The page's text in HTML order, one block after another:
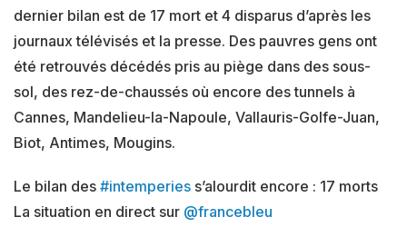
dernier bilan est de 17 mort et 4 disparus d’après les
journaux télévisés et la presse. Des pauvres gens ont
été retrouvés décédés pris au piège dans des sous-
sol, des rez-de-chaussés où encore des tunnels à
Cannes, Mandelieu-la-Napoule, Vallauris-Golfe-Juan,
Biot, Antimes, Mougins.
Le bilan des #intemperies s’alourdit encore : 17 morts
La situation en direct sur @francebleu